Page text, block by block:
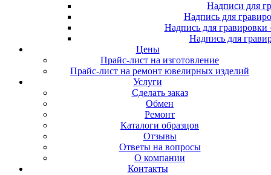
Надписи для
Надпись для
Надпись для
Надпись для
Цены
Прайс-лист на изготовление
Прайс-лист на ремонт ювелирных изделий
Услуги
Сделать заказ
Обмен
Ремонт
Каталоги образцов
Отзывы
Ответы на вопросы
О компании
Контакты